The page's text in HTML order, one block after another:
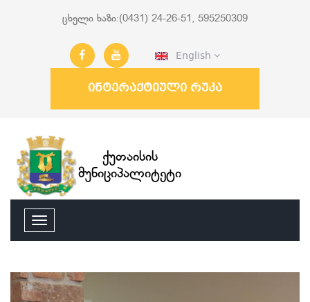
ცხელი ხაზი:(0431) 24-26-51, 595250309
English
ინტერაქტიული რუკა
ქუთაისის
მუნიციპალიტეტი